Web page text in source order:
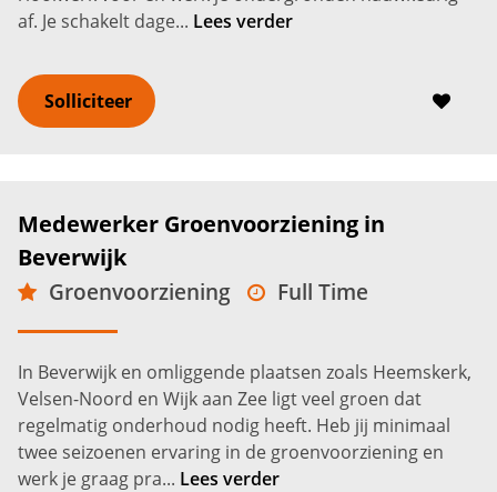
af. Je schakelt dage... Lees verder
Solliciteer
Medewerker Groenvoorziening in
Beverwijk
Groenvoorziening
Full Time
MBO
In Beverwijk en omliggende plaatsen zoals Heemskerk,
Velsen-Noord en Wijk aan Zee ligt veel groen dat
regelmatig onderhoud nodig heeft. Heb jij minimaal
twee seizoenen ervaring in de groenvoorziening en
werk je graag pra... Lees verder